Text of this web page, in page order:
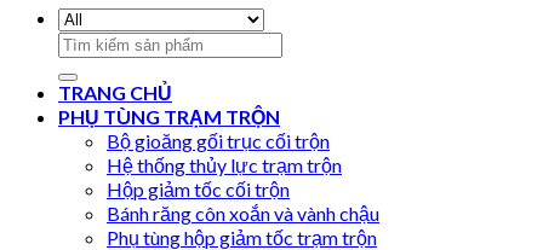
Search
for:
TRANG CHỦ
PHỤ TÙNG TRẠM TRỘN
Bộ gioăng gối trục cối trộn
Hệ thống thủy lực trạm trộn
Hộp giảm tốc cối trộn
Bánh răng côn xoắn và vành chậu
Phụ tùng hộp giảm tốc trạm trộn